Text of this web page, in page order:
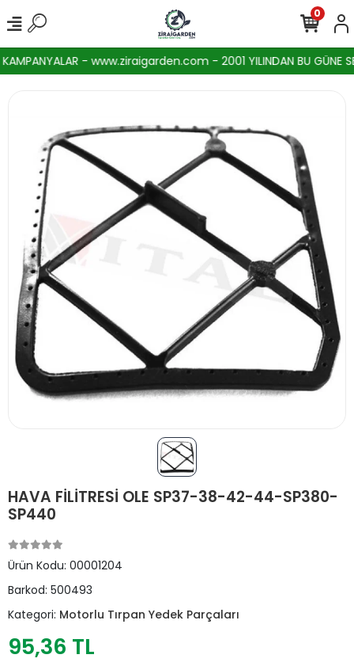
KAMPANYALAR - www.ziraigarden.com - 2001 YILINDAN BU GÜNE
0
HAVA FİLİTRESİ OLE SP37-38-42-44-SP380-
SP440
Ürün Kodu: 00001204
Barkod: 500493
Kategori: Motorlu Tırpan Yedek Parçaları
95,36 TL